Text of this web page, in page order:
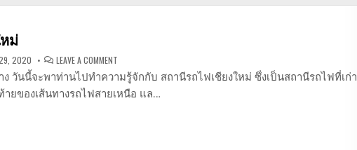
ม่
2020 LEAVE A COMMENTON
รถไฟ
เชียงใหม่
ง วันนี้จะพาท่านไปทำความรู้จักกับ สถานีรถไฟเชียงใหม่ ซึ่งเป็นสถานีรถไฟที่เก่า
ยของเส้นทางรถไฟสายเหนือ แล…